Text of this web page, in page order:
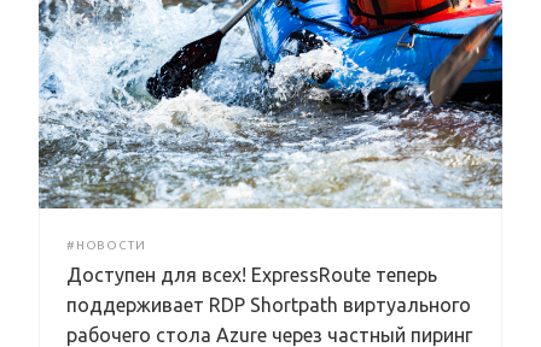
#НОВОСТИ
Доступен для всех! ExpressRoute теперь
поддерживает RDP Shortpath виртуального
рабочего стола Azure через частный пиринг